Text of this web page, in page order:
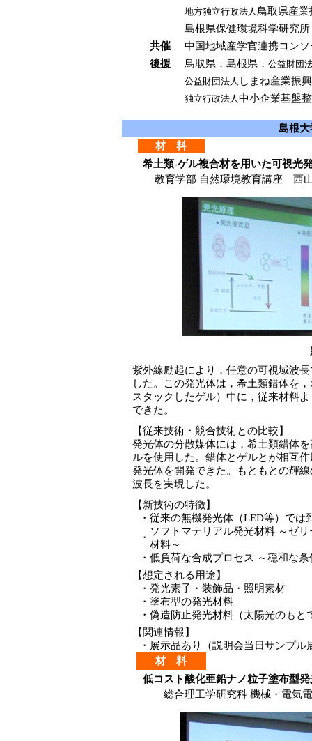
地方独立行政法人 鳥取県産
島根県保健環境科学研究所
共催
中国地域産学官連携コン
後援
鳥取県，島根県， 公益財団
公益財団法人 しまね産業振
独立行政法人中小企業基盤
島根
材 料
希土類-ゲル複合材を用いた可視光
教育学部 自然環境教育講座 西
紫外線励起により，任意の可視域波
した。この発光体は，希土類錯体を
スタックしたゲル）中に，従来材料
できた。
【従来技術・競合技術との比較】
発光体の分散媒体には，希土類錯体
ルを使用した。錯体とゲルとが相互
発光体を開発できた。もともとの輝
波長を実現した。
【新技術の特徴】
・ 従来の無機発光体（LED等）では
・
ソフトマテリアル発光材料 ～ゼ
材料～
・ 低負荷な合成プロセス ～穏和な
【想定される用途】
・ 発光素子・装飾品・照明素材
・ 塗布型の発光材料
・ 偽造防止発光材料（太陽光のもと
【関連情報】
・ 展示品あり（説明会当日サンプル
材 料
低コスト酸化亜鉛ナノ粒子塗布型
総合理工学研究科 機械・電気電